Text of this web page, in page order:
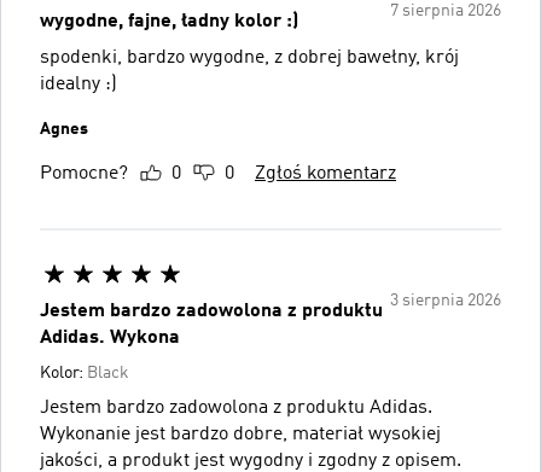
7 sierpnia 2026
wygodne, fajne, ładny kolor :)
spodenki, bardzo wygodne, z dobrej bawełny, krój
idealny :)
Agnes
Pomocne? 0 0 Zgłoś komentarz
3 sierpnia 2026
Jestem bardzo zadowolona z produktu
Adidas. Wykona
Kolor: Black
Jestem bardzo zadowolona z produktu Adidas.
Wykonanie jest bardzo dobre, materiał wysokiej
jakości, a produkt jest wygodny i zgodny z opisem.